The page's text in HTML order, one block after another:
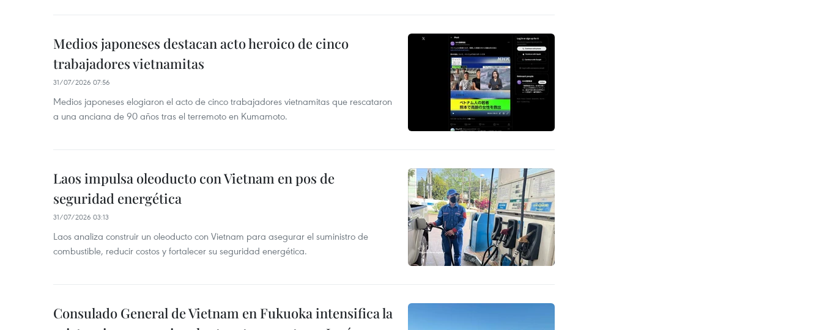
Medios japoneses destacan acto heroico de cinco
trabajadores vietnamitas
31/07/2026 07:56
Medios japoneses elogiaron el acto de cinco trabajadores vietnamitas que rescataron
a una anciana de 90 años tras el terremoto en Kumamoto.
Laos impulsa oleoducto con Vietnam en pos de
seguridad energética
31/07/2026 03:13
Laos analiza construir un oleoducto con Vietnam para asegurar el suministro de
combustible, reducir costos y fortalecer su seguridad energética.
Consulado General de Vietnam en Fukuoka intensifica la